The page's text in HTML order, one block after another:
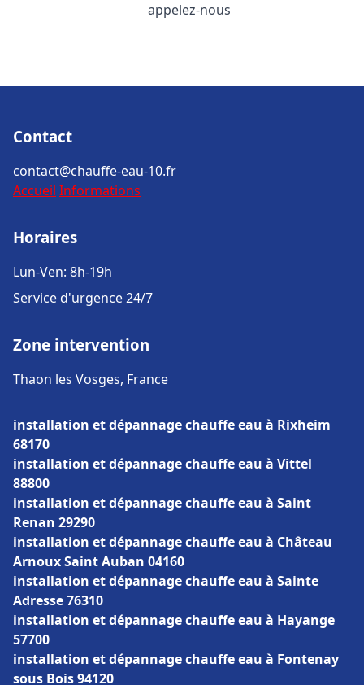
appelez-nous
Contact
contact@chauffe-eau-10.fr
Accueil Informations
Horaires
Lun-Ven: 8h-19h
Service d'urgence 24/7
Zone intervention
Thaon les Vosges, France
installation et dépannage chauffe eau à Rixheim
68170
installation et dépannage chauffe eau à Vittel
88800
installation et dépannage chauffe eau à Saint
Renan 29290
installation et dépannage chauffe eau à Château
Arnoux Saint Auban 04160
installation et dépannage chauffe eau à Sainte
Adresse 76310
installation et dépannage chauffe eau à Hayange
57700
installation et dépannage chauffe eau à Fontenay
sous Bois 94120